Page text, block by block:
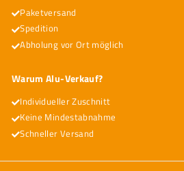
Paketversand
Spedition
Abholung vor Ort möglich
Warum Alu-Verkauf?
Individueller Zuschnitt
Keine Mindestabnahme
Schneller Versand